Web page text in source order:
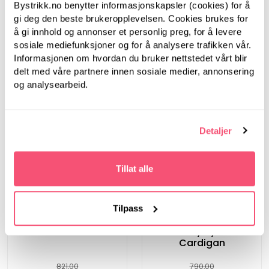
Bystrikk.no benytter informasjonskapsler (cookies) for å
gi deg den beste brukeropplevelsen. Cookies brukes for
å gi innhold og annonser et personlig preg, for å levere
sosiale mediefunksjoner og for å analysere trafikken vår.
Informasjonen om hvordan du bruker nettstedet vårt blir
delt med våre partnere innen sosiale medier, annonsering
og analysearbeid.
Detaljer
Tillat alle
Tilpass
CENZA genser
821,00
Cardigan
790,00